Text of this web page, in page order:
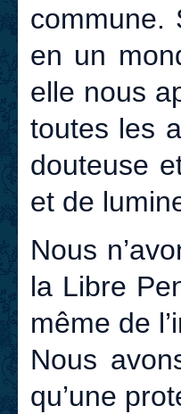
commune.
en un
elle nous
toutes les
douteuse
et de
Nous
la Libre
même de
Nous
qu’une